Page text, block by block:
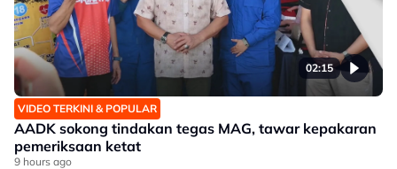
02:15
VIDEO TERKINI & POPULAR
AADK sokong tindakan tegas MAG, tawar kepakaran
pemeriksaan ketat
9 hours ago